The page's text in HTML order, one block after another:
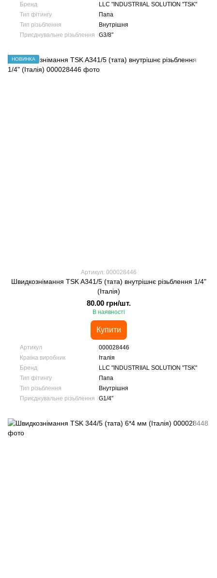
Бренд
LLC "INDUSTRIIAL SOLUTION "TSK"
Тип фітингу
Папа
Тип різьблення
Внутрішня
Приєднувальне різьблення
G3/8″
НОВИНКА
Артикул: 000028446
Швидкознімання TSK A341/5 (тата) внутрішнє різьблення 1/4"
(Італія)
80.00 грн/шт.
В наявності
Купити
Артикул
000028446
Країна виробник
Італія
Бренд
LLC "INDUSTRIIAL SOLUTION "TSK"
Тип фітингу
Папа
Тип різьблення
Внутрішня
Приєднувальне різьблення
G1/4″